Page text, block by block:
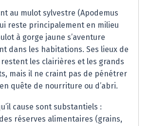
au mulot sylvestre (Apodemus
reste principalement en milieu
à gorge jaune s’aventure
dans les habitations. Ses lieux de
les clairières et les grands
mais il ne craint pas de pénétrer
quête de nourriture ou d’abri.
cause sont substantiels :
réserves alimentaires (grains,